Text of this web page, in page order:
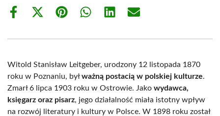
Share
Share
(Twitter)
Share Share Share Share
Witold Stanisław Leitgeber, urodzony 12 listopada 1870
roku w Poznaniu, byłważną postacią w polskiej kulturze.
Zmarł 6 lipca 1903 roku w Ostrowie. Jako wydawca,
księgarz oraz pisarz, jego działalność miała istotny wpływ
na rozwój literatury i kultury w Polsce. W 1898 roku został